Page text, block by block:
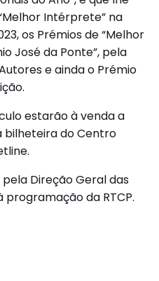
Intérprete” na
os Prémios de “Melhor
José da Ponte”, pela
e ainda o Prémio
estarão à venda a
bilheteira do Centro
Direção Geral das
da RTCP.